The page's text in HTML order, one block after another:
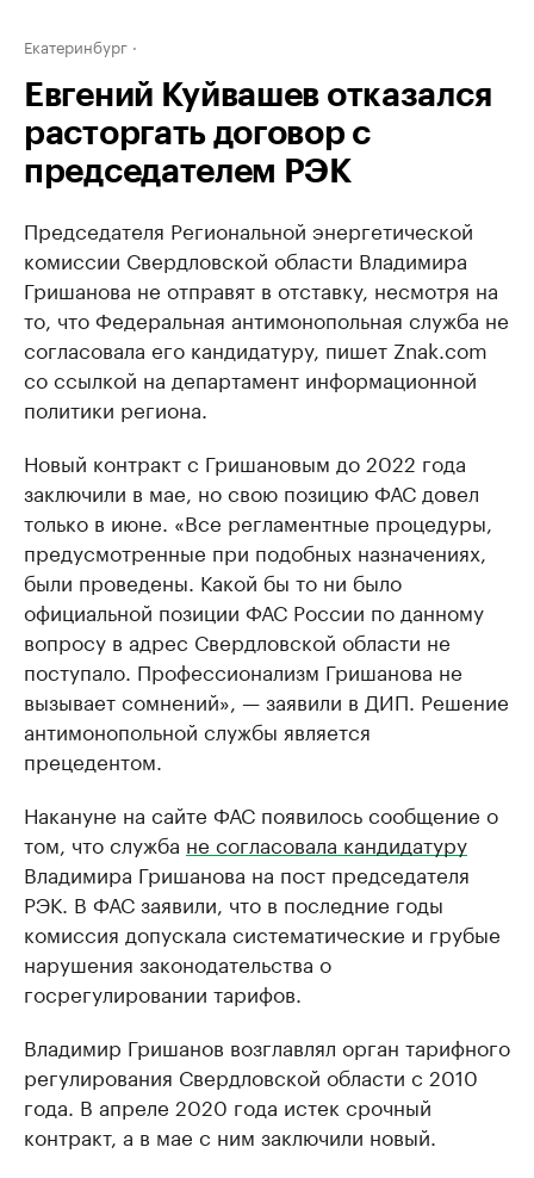
Екатеринбург
Евгений Куйвашев отказался
расторгать договор с
председателем РЭК
Председателя Региональной энергетической
комиссии Свердловской области Владимира
Гришанова не отправят в отставку, несмотря на
то, что Федеральная антимонопольная служба не
согласовала его кандидатуру, пишет Znak.com
со ссылкой на департамент информационной
политики региона.
Новый контракт с Гришановым до 2022 года
заключили в мае, но свою позицию ФАС довел
только в июне. «Все регламентные процедуры,
предусмотренные при подобных назначениях,
были проведены. Какой бы то ни было
официальной позиции ФАС России по данному
вопросу в адрес Свердловской области не
поступало. Профессионализм Гришанова не
вызывает сомнений», — заявили в ДИП. Решение
антимонопольной службы является
прецедентом.
Накануне на сайте ФАС появилось сообщение о
том, что служба не согласовала кандидатуру
Владимира Гришанова на пост председателя
РЭК. В ФАС заявили, что в последние годы
комиссия допускала систематические и грубые
нарушения законодательства о
госрегулировании тарифов.
Владимир Гришанов возглавлял орган тарифного
регулирования Свердловской области с 2010
года. В апреле 2020 года истек срочный
контракт, а в мае с ним заключили новый.